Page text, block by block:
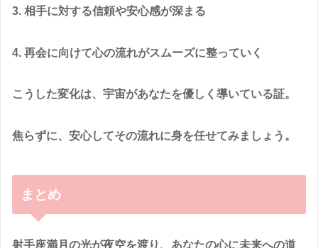
3. 相手に対する信頼や安心感が深まる
4. 再会に向けて心の流れがスムーズに整っていく
こうした変化は、宇宙があなたを優しく導いている証。
焦らずに、安心してその流れに身を任せてみましょう。
まとめ
射手座満月の光が夜空を渡り、あなたの心に未来への道